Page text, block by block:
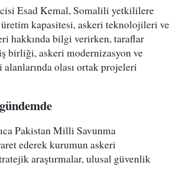
Esad Kemal, Somalili yetkililere
kapasitesi, askeri teknolojileri ve
hakkında bilgi verirken, taraflar
birliği, askeri modernizasyon ve
olası ortak projeleri
Pakistan Milli Savunma
ederek kurumun askeri
araştırmalar, ulusal güvenlik